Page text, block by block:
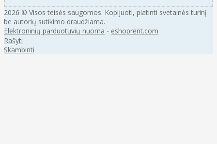
2026 © Visos teisės saugomos. Kopijuoti, platinti svetainės turinį
be autorių sutikimo draudžiama.
Elektroninių parduotuvių nuoma - eshoprent.com
Rašyti
Skambinti